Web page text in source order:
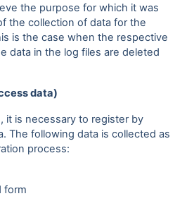
the purpose for which it was
the collection of data for the
is the case when the respective
data in the log files are deleted
data)
it is necessary to register by
The following data is collected as
process:
form